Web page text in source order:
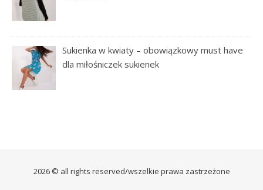
Sukienka w kwiaty – obowiązkowy must have
dla miłośniczek sukienek
2026 © all rights reserved/wszelkie prawa zastrzeżone